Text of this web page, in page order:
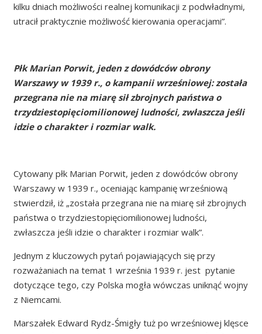
kilku dniach możliwości realnej komunikacji z podwładnymi,
utracił praktycznie możliwość kierowania operacjami”.
Płk Marian Porwit, jeden z dowódców obrony
Warszawy w 1939 r., o kampanii wrześniowej: została
przegrana nie na miarę sił zbrojnych państwa o
trzydziestopięciomilionowej ludności, zwłaszcza jeśli
idzie o charakter i rozmiar walk.
Cytowany płk Marian Porwit, jeden z dowódców obrony
Warszawy w 1939 r., oceniając kampanię wrześniową
stwierdził, iż „została przegrana nie na miarę sił zbrojnych
państwa o trzydziestopięciomilionowej ludności,
zwłaszcza jeśli idzie o charakter i rozmiar walk”.
Jednym z kluczowych pytań pojawiających się przy
rozważaniach na temat 1 września 1939 r. jest pytanie
dotyczące tego, czy Polska mogła wówczas uniknąć wojny
z Niemcami.
Marszałek Edward Rydz-Śmigły tuż po wrześniowej klęsce